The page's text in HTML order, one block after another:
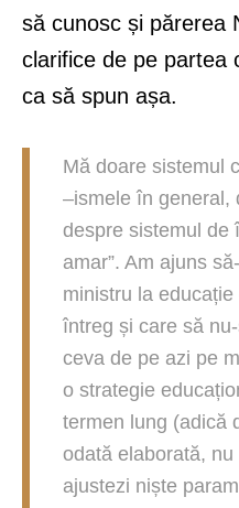
să cunosc și părerea
clarifice de pe partea
ca să spun așa.
Mă doare sistemul
–ismele în general,
despre sistemul de
amar”. Am ajuns
ministru la
întreg și care să
ceva de pe azi pe
o strategie
termen lung (adică
odată elaborată,
ajustezi niște